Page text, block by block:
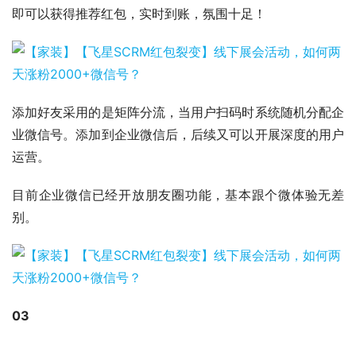
即可以获得推荐红包，实时到账，氛围十足！
添加好友采用的是矩阵分流，当用户扫码时系统随机分配企
业微信号。添加到企业微信后，后续又可以开展深度的用户
运营。
目前企业微信已经开放朋友圈功能，基本跟个微体验无差
别。
03